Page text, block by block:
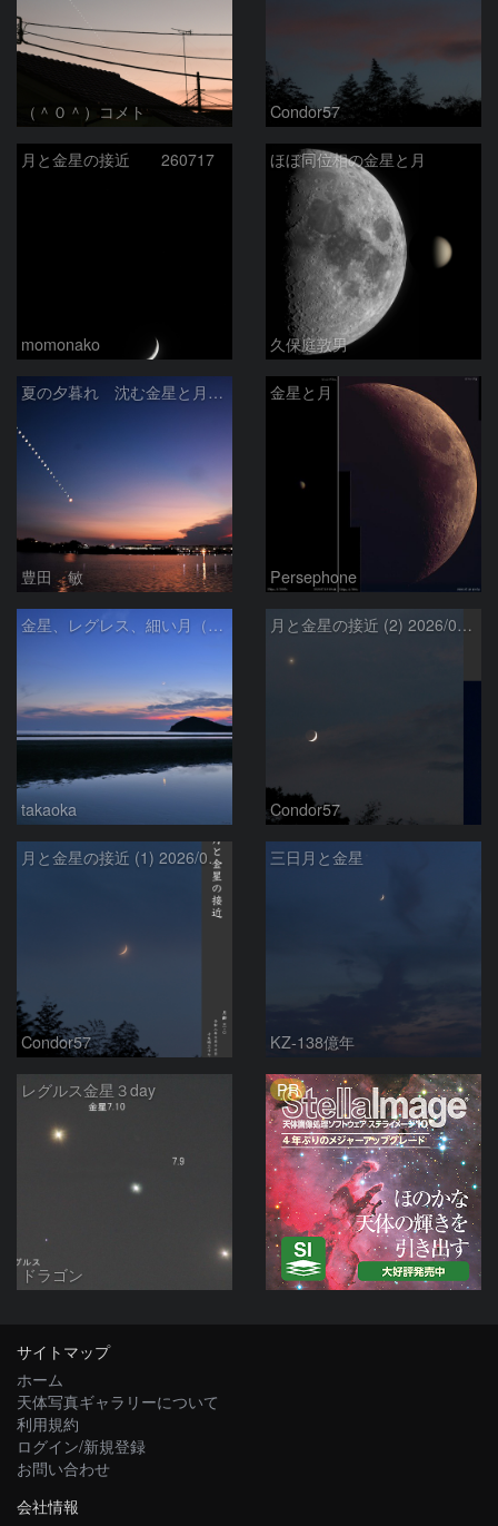
（＾０＾）コメト Condor57
月と金星の接近 260717
momonako
ほぼ同位相の金星と月
久保庭敦男
夏の夕暮れ 沈む金星と月 2026/7/20
豊田 敏
金星と月
Persephone
金星、レグレス、細い月（７月１６日）
takaoka
月と金星の接近 (2) 2026/07/17
Condor57
月と金星の接近 (1) 2026/07/17
Condor57
三日月と金星
KZ-138億年
レグルス金星３day
ドラゴン
PR
サイトマップ
ホーム
天体写真ギャラリーについて
利用規約
ログイン/新規登録
お問い合わせ
会社情報